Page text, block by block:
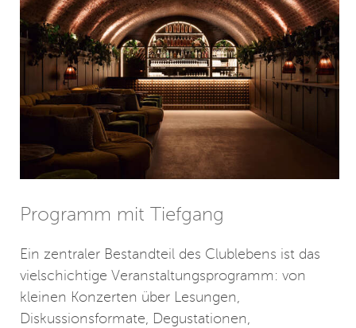
Programm mit Tiefgang
Ein zentraler Bestandteil des Clublebens ist das
vielschichtige Veranstaltungsprogramm: von
kleinen Konzerten über Lesungen,
Diskussionsformate, Degustationen,